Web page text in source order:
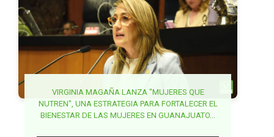
VIRGINIA MAGAÑA LANZA "MUJERES QUE
NUTREN", UNA ESTRATEGIA PARA FORTALECER EL
BIENESTAR DE LAS MUJERES EN GUANAJUATO...
GARANTIZAR ESTABLECIMIENTOS DE VENTA DE
ALCOHOL LEJOS DE ESCUELAS EN MORELOS,
BUSCA MAKI ORTIZ GARANTIZAR DERECHO A LA
SALUD DE LA MUJER EN LA ETAPA POST
REPRODUCTIVA...